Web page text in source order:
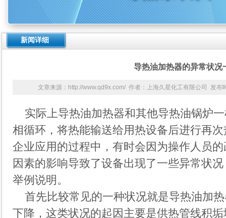
新闻详细
导热油加热器的异常状况
文章来源：http://www.qd9x.com/ 作者：上海久星化工有限公司 发
实际上导热油加热器和其他导热油锅炉
相循环，将热能输送给用热设备后进行再
企业应用的过程中，有时会因为操作人员
因素的影响导致了设备出现了一些异常状
举例说明。
首先比较常见的一种状况就是导热油加
下降，这类状况的起因主要是供热管线积